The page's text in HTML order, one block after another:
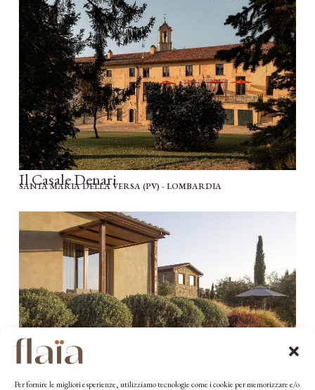
Per fornire le migliori esperienze, utilizziamo tecnologie come i cookie per memorizzare e/o
Il Casale Denari
SANTA MARIA DELLA VERSA (PV) - LOMBARDIA